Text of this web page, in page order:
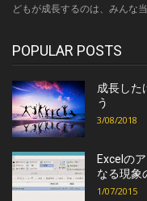
どもが成長するのは、みんな
POPULAR POSTS
成長した
う
3/08/2018
Excelの
なる現象
1/07/2015